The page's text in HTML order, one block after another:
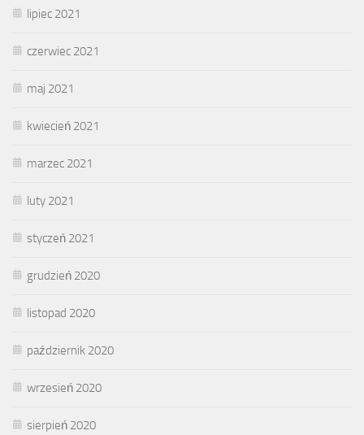
lipiec 2021
czerwiec 2021
maj 2021
kwiecień 2021
marzec 2021
luty 2021
styczeń 2021
grudzień 2020
listopad 2020
październik 2020
wrzesień 2020
sierpień 2020